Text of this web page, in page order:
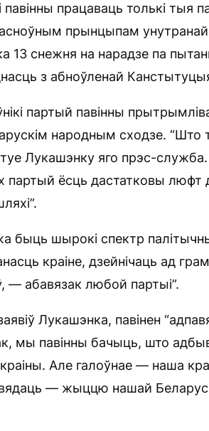
павінны працаваць толькі тыя
прынцыпам унутранай
13 снежня на нарадзе па
з абноўленай
партый павінны
народным сходзе. “Што
Лукашэнку яго прэс-
партый ёсць дастатковы люфт
быць шырокі спектр
краіне, дзейнічаць ад
— абавязак любой партыі”.
Лукашэнка, павінен
мы павінны бачыць, што
Але галоўнае — наша
— жыццю нашай